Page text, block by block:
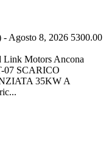
- Agosto 8, 2026 5300.00
Motors Ancona
07 SCARICO
35KW A